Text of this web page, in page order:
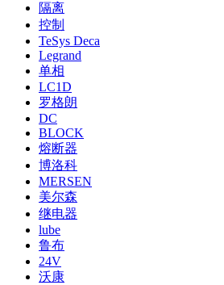
隔离
控制
TeSys Deca
Legrand
单相
LC1D
罗格朗
DC
BLOCK
熔断器
博洛科
MERSEN
美尔森
继电器
lube
鲁布
24V
沃康